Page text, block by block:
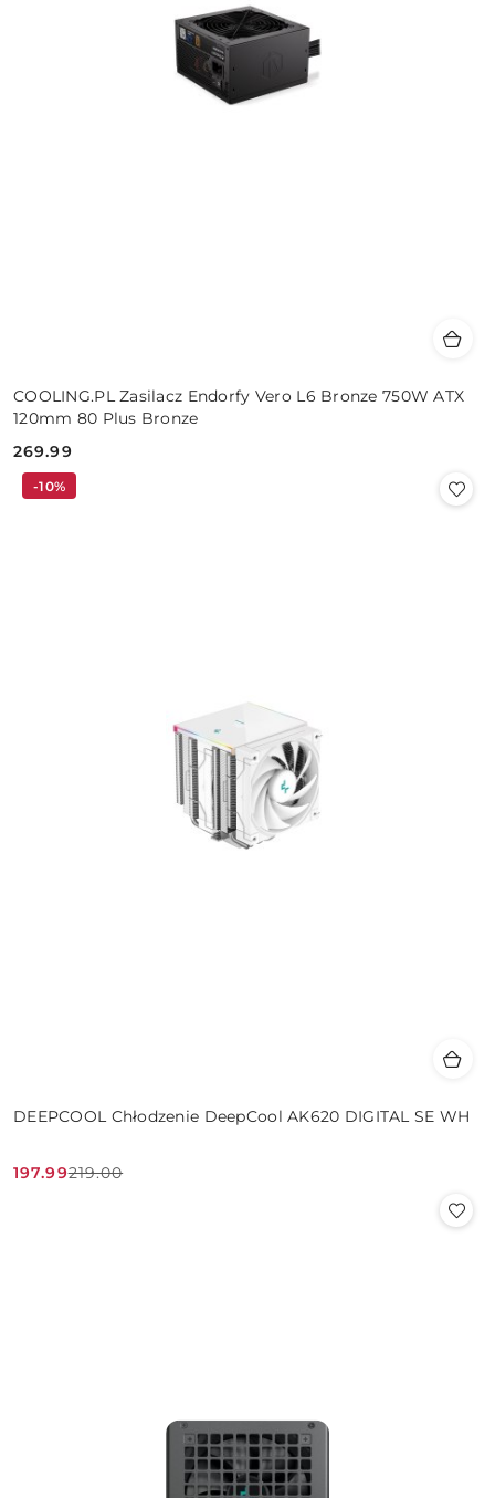
COOLING.PL Zasilacz Endorfy Vero L6 Bronze 750W ATX
120mm 80 Plus Bronze
Cena:
269.99
DEEPCOOL Chłodzenie DeepCool AK620 DIGITAL SE WH
Cena
197.99
Cena
219.00
-10%